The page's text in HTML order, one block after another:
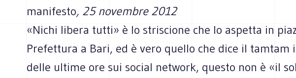
manifesto, 25 novembre 2012
«Nichi libera tutti» è lo striscione che lo aspetta in
Prefettura a Bari, ed è vero quello che dice il tamtam
delle ultime ore sui social network, questo non è «il